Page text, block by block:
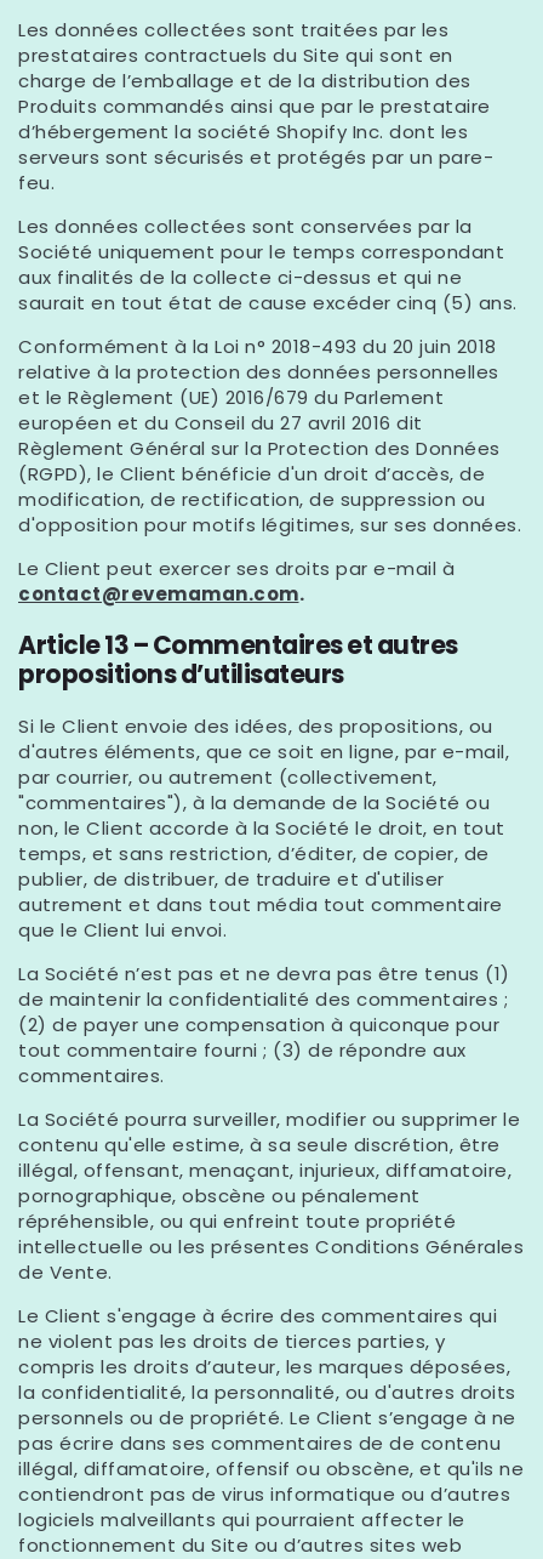
Les données collectées sont traitées par les
prestataires contractuels du Site qui sont en
charge de l’emballage et de la distribution des
Produits commandés ainsi que par le prestataire
d’hébergement la société Shopify Inc. dont les
serveurs sont sécurisés et protégés par un pare-
feu.
Les données collectées sont conservées par la
Société uniquement pour le temps correspondant
aux finalités de la collecte ci-dessus et qui ne
saurait en tout état de cause excéder cinq (5) ans.
Conformément à la Loi n° 2018-493 du 20 juin 2018
relative à la protection des données personnelles
et le Règlement (UE) 2016/679 du Parlement
européen et du Conseil du 27 avril 2016 dit
Règlement Général sur la Protection des Données
(RGPD), le Client bénéficie d'un droit d’accès, de
modification, de rectification, de suppression ou
d'opposition pour motifs légitimes, sur ses données.
Le Client peut exercer ses droits par e-mail à
contact@revemaman.com.
Article 13 – Commentaires et autres
propositions d’utilisateurs
Si le Client envoie des idées, des propositions, ou
d'autres éléments, que ce soit en ligne, par e-mail,
par courrier, ou autrement (collectivement,
"commentaires"), à la demande de la Société ou
non, le Client accorde à la Société le droit, en tout
temps, et sans restriction, d’éditer, de copier, de
publier, de distribuer, de traduire et d'utiliser
autrement et dans tout média tout commentaire
que le Client lui envoi.
La Société n’est pas et ne devra pas être tenus (1)
de maintenir la confidentialité des commentaires ;
(2) de payer une compensation à quiconque pour
tout commentaire fourni ; (3) de répondre aux
commentaires.
La Société pourra surveiller, modifier ou supprimer le
contenu qu'elle estime, à sa seule discrétion, être
illégal, offensant, menaçant, injurieux, diffamatoire,
pornographique, obscène ou pénalement
répréhensible, ou qui enfreint toute propriété
intellectuelle ou les présentes Conditions Générales
de Vente.
Le Client s'engage à écrire des commentaires qui
ne violent pas les droits de tierces parties, y
compris les droits d’auteur, les marques déposées,
la confidentialité, la personnalité, ou d'autres droits
personnels ou de propriété. Le Client s’engage à ne
pas écrire dans ses commentaires de de contenu
illégal, diffamatoire, offensif ou obscène, et qu'ils ne
contiendront pas de virus informatique ou d’autres
logiciels malveillants qui pourraient affecter le
fonctionnement du Site ou d’autres sites web